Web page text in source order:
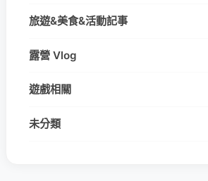
旅遊&美食&活動記事
露營 Vlog
遊戲相關
未分類